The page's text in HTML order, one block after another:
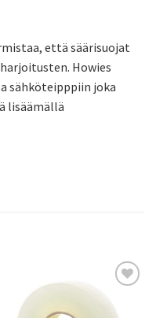
että säärisuojat
Howies
sähköteipppiin joka
lisäämällä